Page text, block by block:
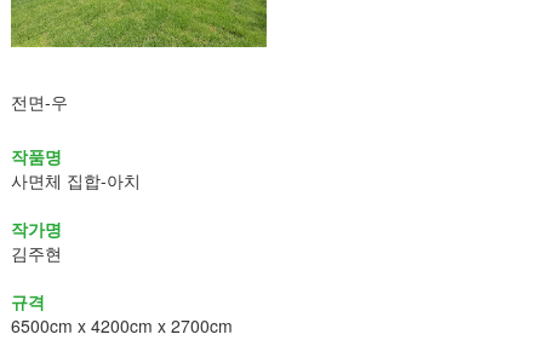
전면-우
작품명
사면체 집합-아치
작가명
김주현
규격
6500cm x 4200cm x 2700cm